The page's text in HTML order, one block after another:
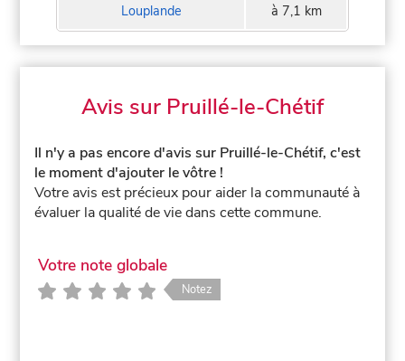
Louplande à 7,1 km
Avis sur Pruillé-le-Chétif
Il n'y a pas encore d'avis sur Pruillé-le-Chétif, c'est
le moment d'ajouter le vôtre !
Votre avis est précieux pour aider la communauté à
évaluer la qualité de vie dans cette commune.
Votre note globale
Notez